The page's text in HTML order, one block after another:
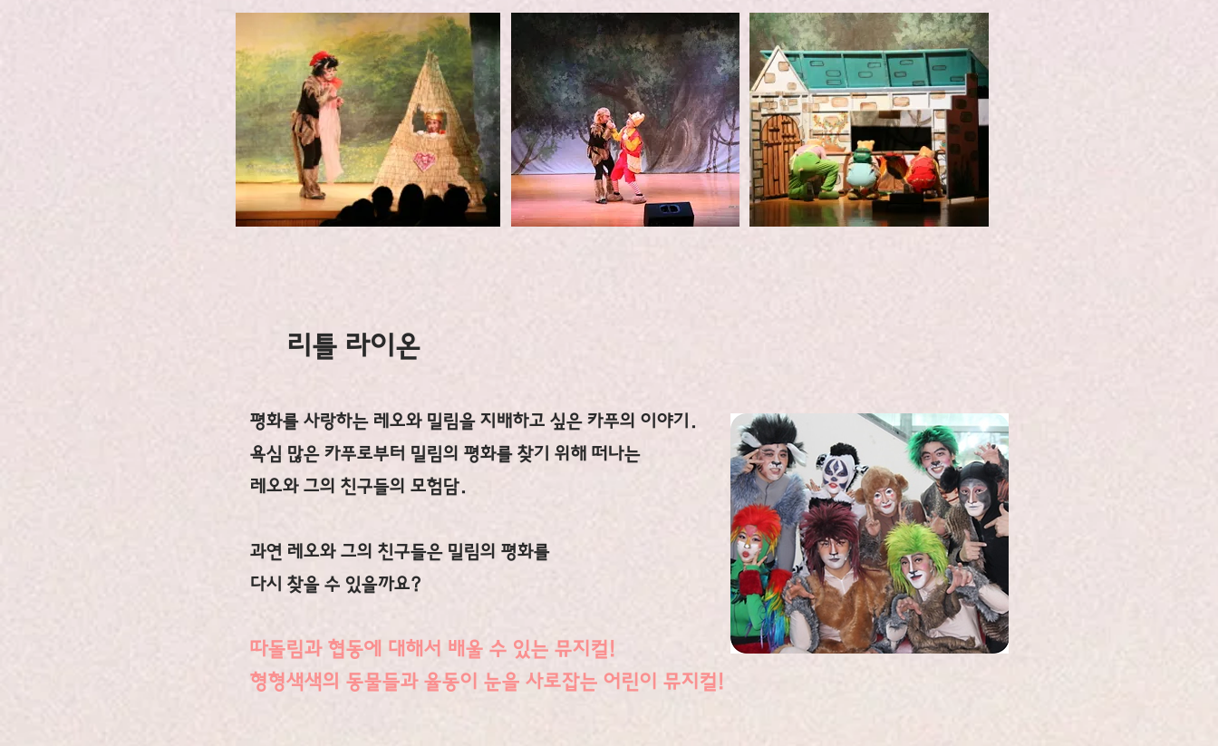
평화를 사랑하는 레오와 밀림을 지배하고 싶은 카푸의 이야기.
​욕심 많은 카푸로부터 밀림의 평화를 찾기 위해 떠나는
​레오와 그의 친구들의 모험담.
과연 레오와 그의 친구들은 밀림의 평화를
​다시 찾을 수 있을까요?
따돌림과 협동에 대해서 배울 수 있는 뮤지컬!
​형형색색의 동물들과 율동이 눈을 사로잡는 어린이 뮤지컬!
리틀 라이온